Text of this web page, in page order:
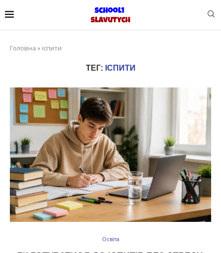
Головна » іспити
ТЕГ: ІСПИТИ
Освіта